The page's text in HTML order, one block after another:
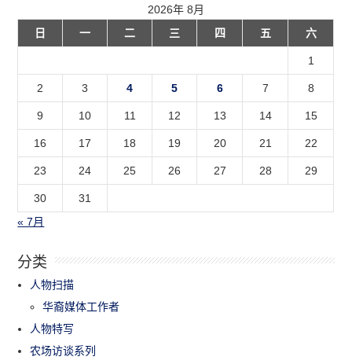
2026年 8月
日
一 二 三 四 五 六
1
2 3 4 5 6 7 8
9 10 11 12 13 14 15
16 17 18 19 20 21 22
23 24 25 26 27 28 29
30
31
« 7月
分类
人物扫描
华裔媒体工作者
人物特写
农场访谈系列